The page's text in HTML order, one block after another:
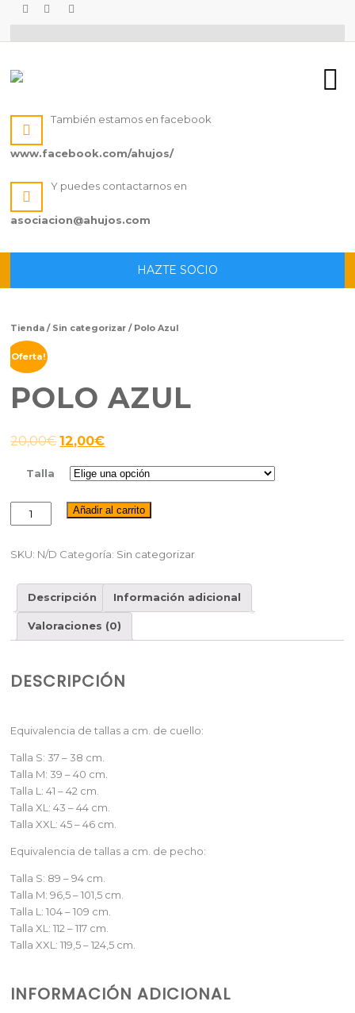
También estamos en facebook
www.facebook.com/ahujos/
Y puedes contactarnos en
asociacion@ahujos.com
HAZTE SOCIO
Tienda / Sin categorizar / Polo Azul
¡Oferta!
POLO AZUL
20,00€ 12,00€
Talla
Polo
Azul
Añadir al carrito
SKU: N/D Categoría: Sin categorizar
Descripción Información adicional
Valoraciones (0)
DESCRIPCIÓN
Equivalencia de tallas a cm. de cuello:
Talla S: 37 – 38 cm.
Talla M: 39 – 40 cm.
Talla L: 41 – 42 cm.
Talla XL: 43 – 44 cm.
Talla XXL: 45 – 46 cm.
Equivalencia de tallas a cm. de pecho:
Talla S: 89 – 94 cm.
Talla M: 96,5 – 101,5 cm.
Talla L: 104 – 109 cm.
Talla XL: 112 – 117 cm.
Talla XXL: 119,5 – 124,5 cm.
INFORMACIÓN ADICIONAL